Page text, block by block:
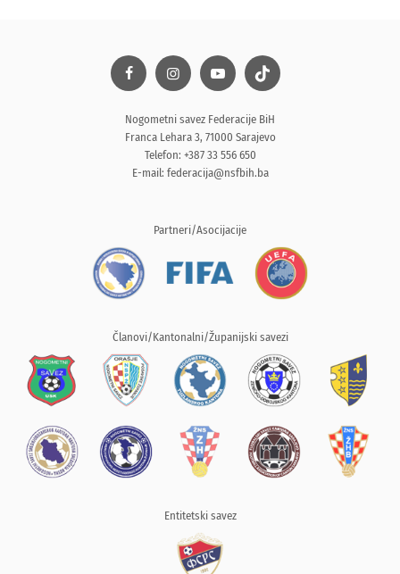
Nogometni savez Federacije BiH
Franca Lehara 3, 71000 Sarajevo
Telefon: +387 33 556 650
E-mail: federacija@nsfbih.ba
Partneri/Asocijacije
Članovi/Kantonalni/Županijski savezi
Entitetski savez